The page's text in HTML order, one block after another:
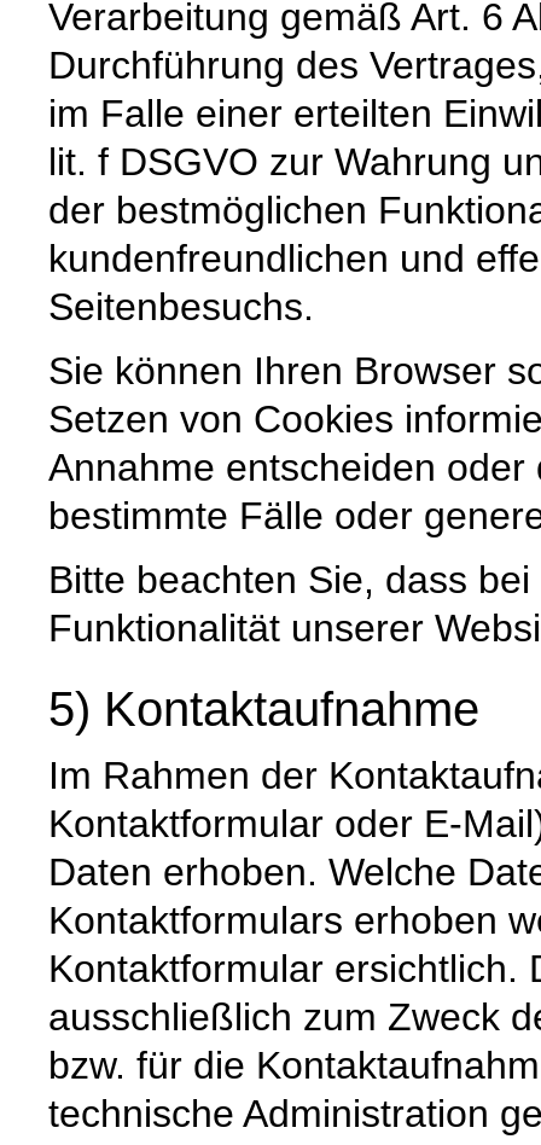
Verarbeitung gemäß Art. 6
Durchführung des
im Falle einer erteilten
lit. f DSGVO zur Wahrung
der bestmöglichen
kundenfreundlichen und
Seitenbesuchs.
Sie können Ihren Browser
Setzen von Cookies
Annahme entscheiden
bestimmte Fälle oder
Bitte beachten Sie, dass
Funktionalität unserer
5) Kontaktaufnahme
Im Rahmen der
Kontaktformular oder E-
Daten erhoben. Welche
Kontaktformulars erhoben
Kontaktformular ersichtlich.
ausschließlich zum Zweck
bzw. für die
technische Administration